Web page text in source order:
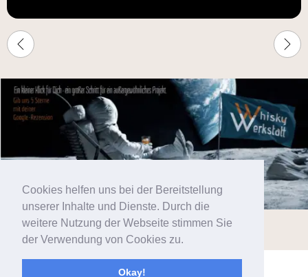
Cookies helfen uns bei der Bereitstellung
unserer Inhalte und Dienste. Durch die
weitere Nutzung der Webseite stimmen Sie
der Verwendung von Cookies zu.
Okay!